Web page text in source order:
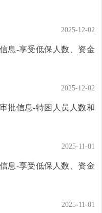
2025-12-02
息-享受低保人数、资金
2025-12-02
批信息-特困人员人数和
2025-11-01
息-享受低保人数、资金
2025-11-01